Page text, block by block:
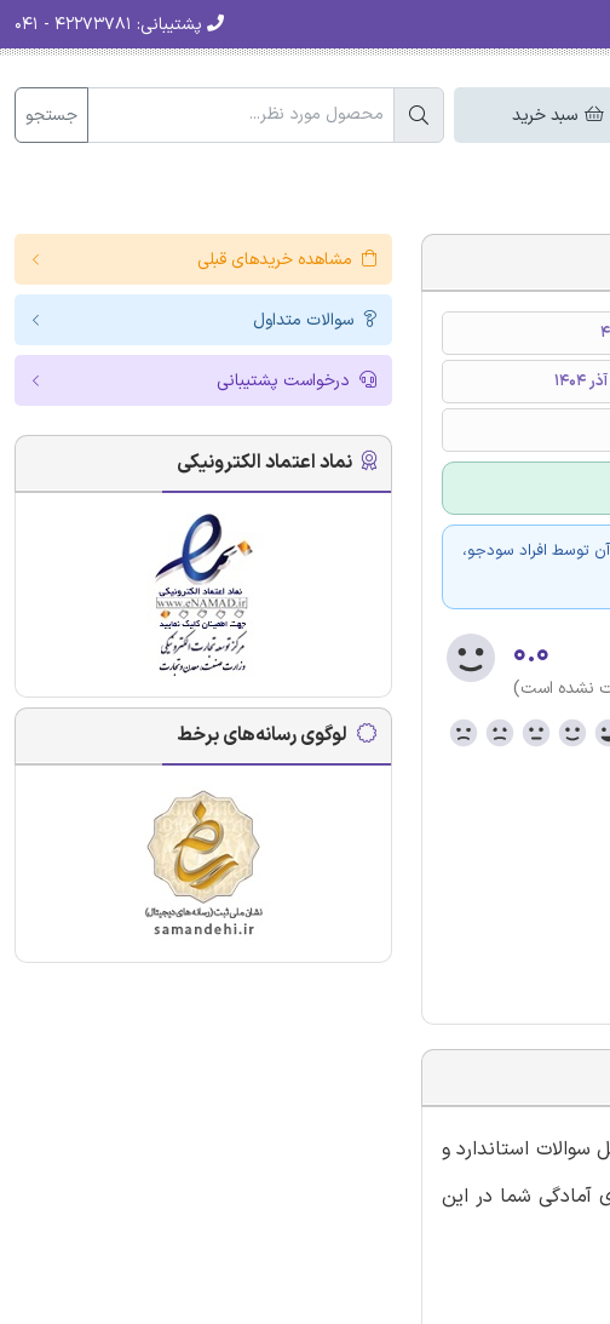
پشتیبانی:
سبد خرید جستجو
توسط افراد سودجو،
۰.۰
نشده است)
استاندارد و
آمادگی شما در این
مشاهده خریدهای قبلی
سوالات متداول
درخواست پشتیبانی
نماد اعتماد الکترونیکی
لوگوی رسانه‌های برخط